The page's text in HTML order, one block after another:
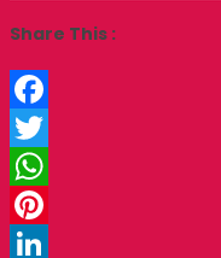
Share This :
Facebook
Twitter
WhatsApp
Pinterest